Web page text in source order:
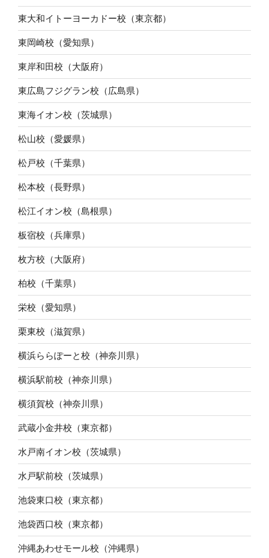
東大和イトーヨーカドー校（東京都）
東岡崎校（愛知県）
東岸和田校（大阪府）
東広島フジグラン校（広島県）
東海イオン校（茨城県）
松山校（愛媛県）
松戸校（千葉県）
松本校（長野県）
松江イオン校（島根県）
板宿校（兵庫県）
枚方校（大阪府）
柏校（千葉県）
栄校（愛知県）
栗東校（滋賀県）
横浜ららぽーと校（神奈川県）
横浜駅前校（神奈川県）
横須賀校（神奈川県）
武蔵小金井校（東京都）
水戸南イオン校（茨城県）
水戸駅前校（茨城県）
池袋東口校（東京都）
池袋西口校（東京都）
沖縄あわせモール校（沖縄県）